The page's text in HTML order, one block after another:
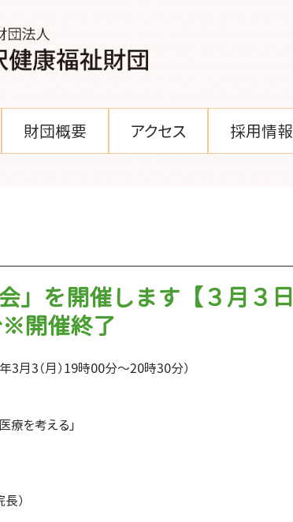
財団概要 アクセス 採用情報
」を開催します【３月３日
※開催終了
月3（月）19時00分～20時30分）
を考える」
）